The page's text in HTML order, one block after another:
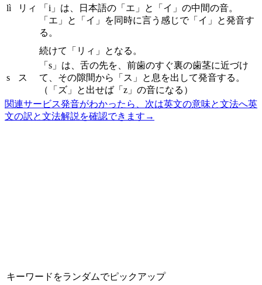
lì リィ
「i」は、日本語の「エ」と「イ」の中間の音。
「エ」と「イ」を同時に言う感じで「イ」と発音す
る。
続けて「リィ」となる。
s ス
「s」は、舌の先を、前歯のすぐ裏の歯茎に近づけ
て、その隙間から「ス」と息を出して発音する。
（「ズ」と出せば「z」の音になる）
関連サービス発音がわかったら、次は英文の意味と文法へ英
文の訳と文法解説を確認できます →
キーワードをランダムでピックアップ